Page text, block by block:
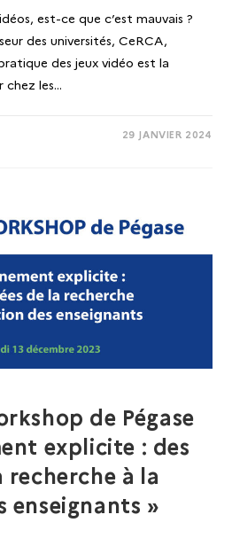
est-ce que c’est mauvais ?
des universités, CeRCA,
des jeux vidéo est la
chez les…
29 JANVIER 2024
de Pégase
explicite : des
recherche à la
enseignants »